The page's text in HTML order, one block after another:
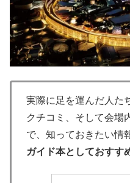
実際に足を運んだ人た
クチコミ、そして会場
で、知っておきたい情
ガイド本としておすす